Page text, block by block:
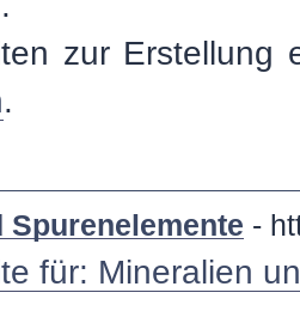
zur Erstellung
.
-
für: Mineralien